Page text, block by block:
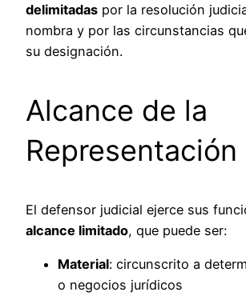
delimitadas por la resolución
nombra y por las circunstancias
su designación.
Alcance de la
Representación
El defensor judicial ejerce sus
alcance limitado, que puede ser:
Material: circunscrito a
o negocios jurídicos